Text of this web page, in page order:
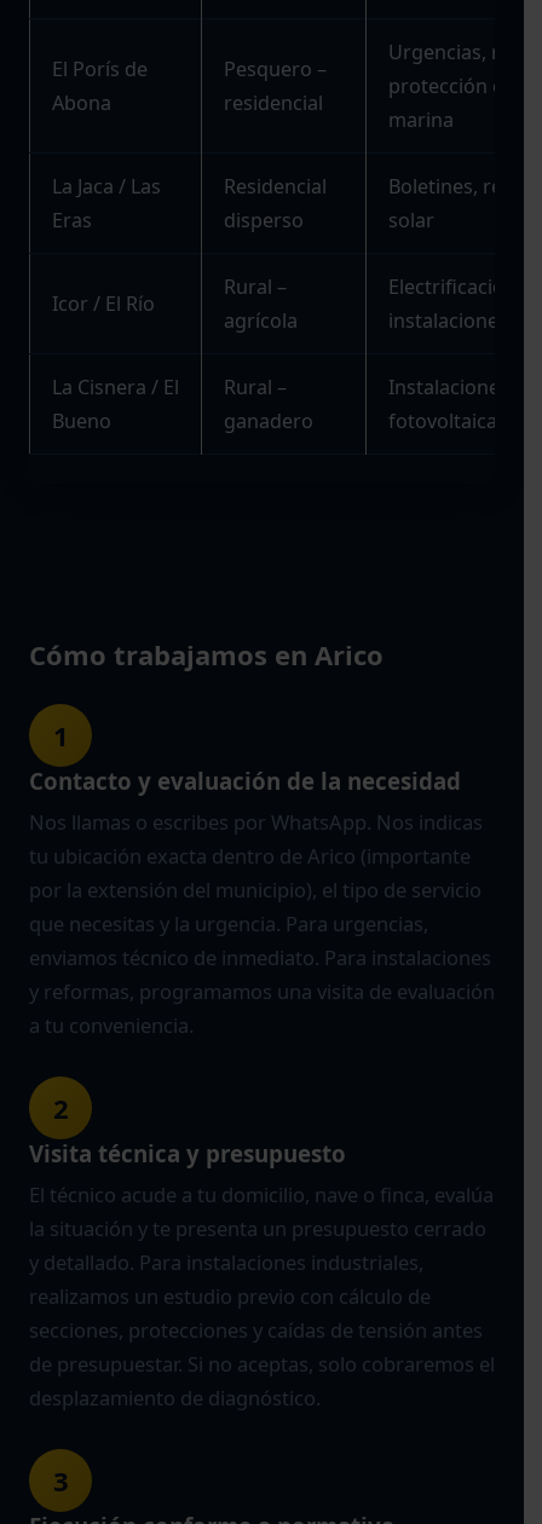
El Porís de
Abona
Pesquero –
residencial
Urgencias,
protección
marina
La Jaca / Las
Eras
Residencial
disperso
Boletines,
solar
Icor / El Río
Rural –
agrícola
Electrificación,
instalaciones
La Cisnera / El
Bueno
Rural –
ganadero
Instalaciones
fotovoltaica
Cómo trabajamos en Arico
1
Contacto y evaluación de la necesidad
Nos llamas o escribes por WhatsApp. Nos indicas
tu ubicación exacta dentro de Arico (importante
por la extensión del municipio), el tipo de servicio
que necesitas y la urgencia. Para urgencias,
enviamos técnico de inmediato. Para instalaciones
y reformas, programamos una visita de evaluación
a tu conveniencia.
2
Visita técnica y presupuesto
El técnico acude a tu domicilio, nave o finca, evalúa
la situación y te presenta un presupuesto cerrado
y detallado. Para instalaciones industriales,
realizamos un estudio previo con cálculo de
secciones, protecciones y caídas de tensión antes
de presupuestar. Si no aceptas, solo cobraremos el
desplazamiento de diagnóstico.
3